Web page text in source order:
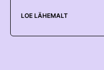
LOE LÄHEMALT